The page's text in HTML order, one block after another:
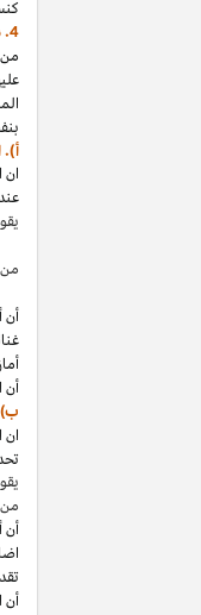
4. دخل العمولة الخاص والعروض
أ).
أن
أن
ب)
أن
أن